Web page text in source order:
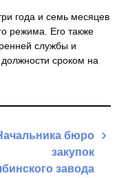
года и семь месяцев
режима. Его также
службы и
сроком на
бюро
закупок
завода